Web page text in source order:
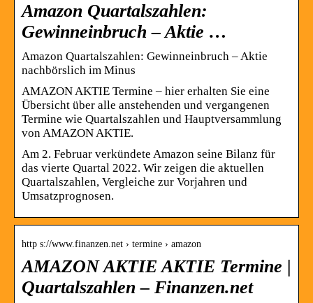
Amazon Quartalszahlen:
Gewinneinbruch – Aktie …
Amazon Quartalszahlen: Gewinneinbruch – Aktie
nachbörslich im Minus
AMAZON AKTIE Termine – hier erhalten Sie eine
Übersicht über alle anstehenden und vergangenen
Termine wie Quartalszahlen und Hauptversammlung
von AMAZON AKTIE.
Am 2. Februar verkündete Amazon seine Bilanz für
das vierte Quartal 2022. Wir zeigen die aktuellen
Quartalszahlen, Vergleiche zur Vorjahren und
Umsatzprognosen.
http s://www.finanzen.net › termine › amazon
AMAZON AKTIE AKTIE Termine |
Quartalszahlen – Finanzen.net